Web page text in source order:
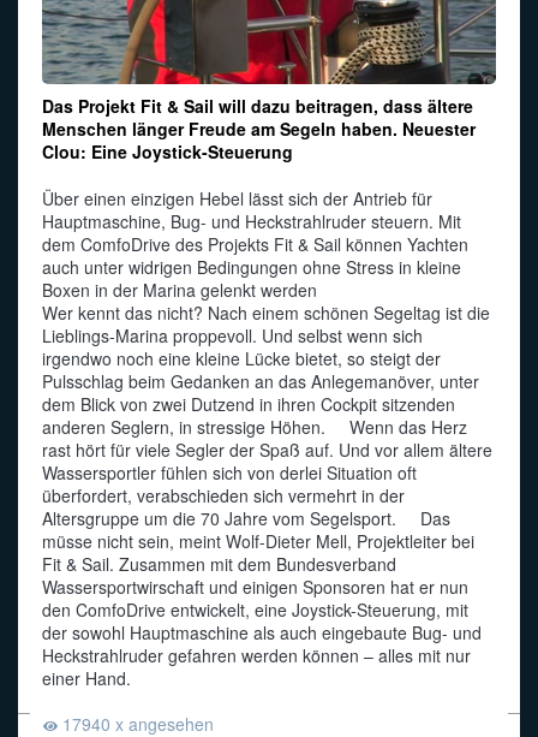
Das Projekt Fit & Sail will dazu beitragen, dass ältere
Menschen länger Freude am Segeln haben. Neuester
Clou: Eine Joystick-Steuerung
Über einen einzigen Hebel lässt sich der Antrieb für
Hauptmaschine, Bug- und Heckstrahlruder steuern. Mit
dem ComfoDrive des Projekts Fit & Sail können Yachten
auch unter widrigen Bedingungen ohne Stress in kleine
Boxen in der Marina gelenkt werden
Wer kennt das nicht? Nach einem schönen Segeltag ist die
Lieblings-Marina proppevoll. Und selbst wenn sich
irgendwo noch eine kleine Lücke bietet, so steigt der
Pulsschlag beim Gedanken an das Anlegemanöver, unter
dem Blick von zwei Dutzend in ihren Cockpit sitzenden
anderen Seglern, in stressige Höhen. Wenn das Herz
rast hört für viele Segler der Spaß auf. Und vor allem ältere
Wassersportler fühlen sich von derlei Situation oft
überfordert, verabschieden sich vermehrt in der
Altersgruppe um die 70 Jahre vom Segelsport. Das
müsse nicht sein, meint Wolf-Dieter Mell, Projektleiter bei
Fit & Sail. Zusammen mit dem Bundesverband
Wassersportwirschaft und einigen Sponsoren hat er nun
den ComfoDrive entwickelt, eine Joystick-Steuerung, mit
der sowohl Hauptmaschine als auch eingebaute Bug- und
Heckstrahlruder gefahren werden können – alles mit nur
einer Hand.
17940 x angesehen